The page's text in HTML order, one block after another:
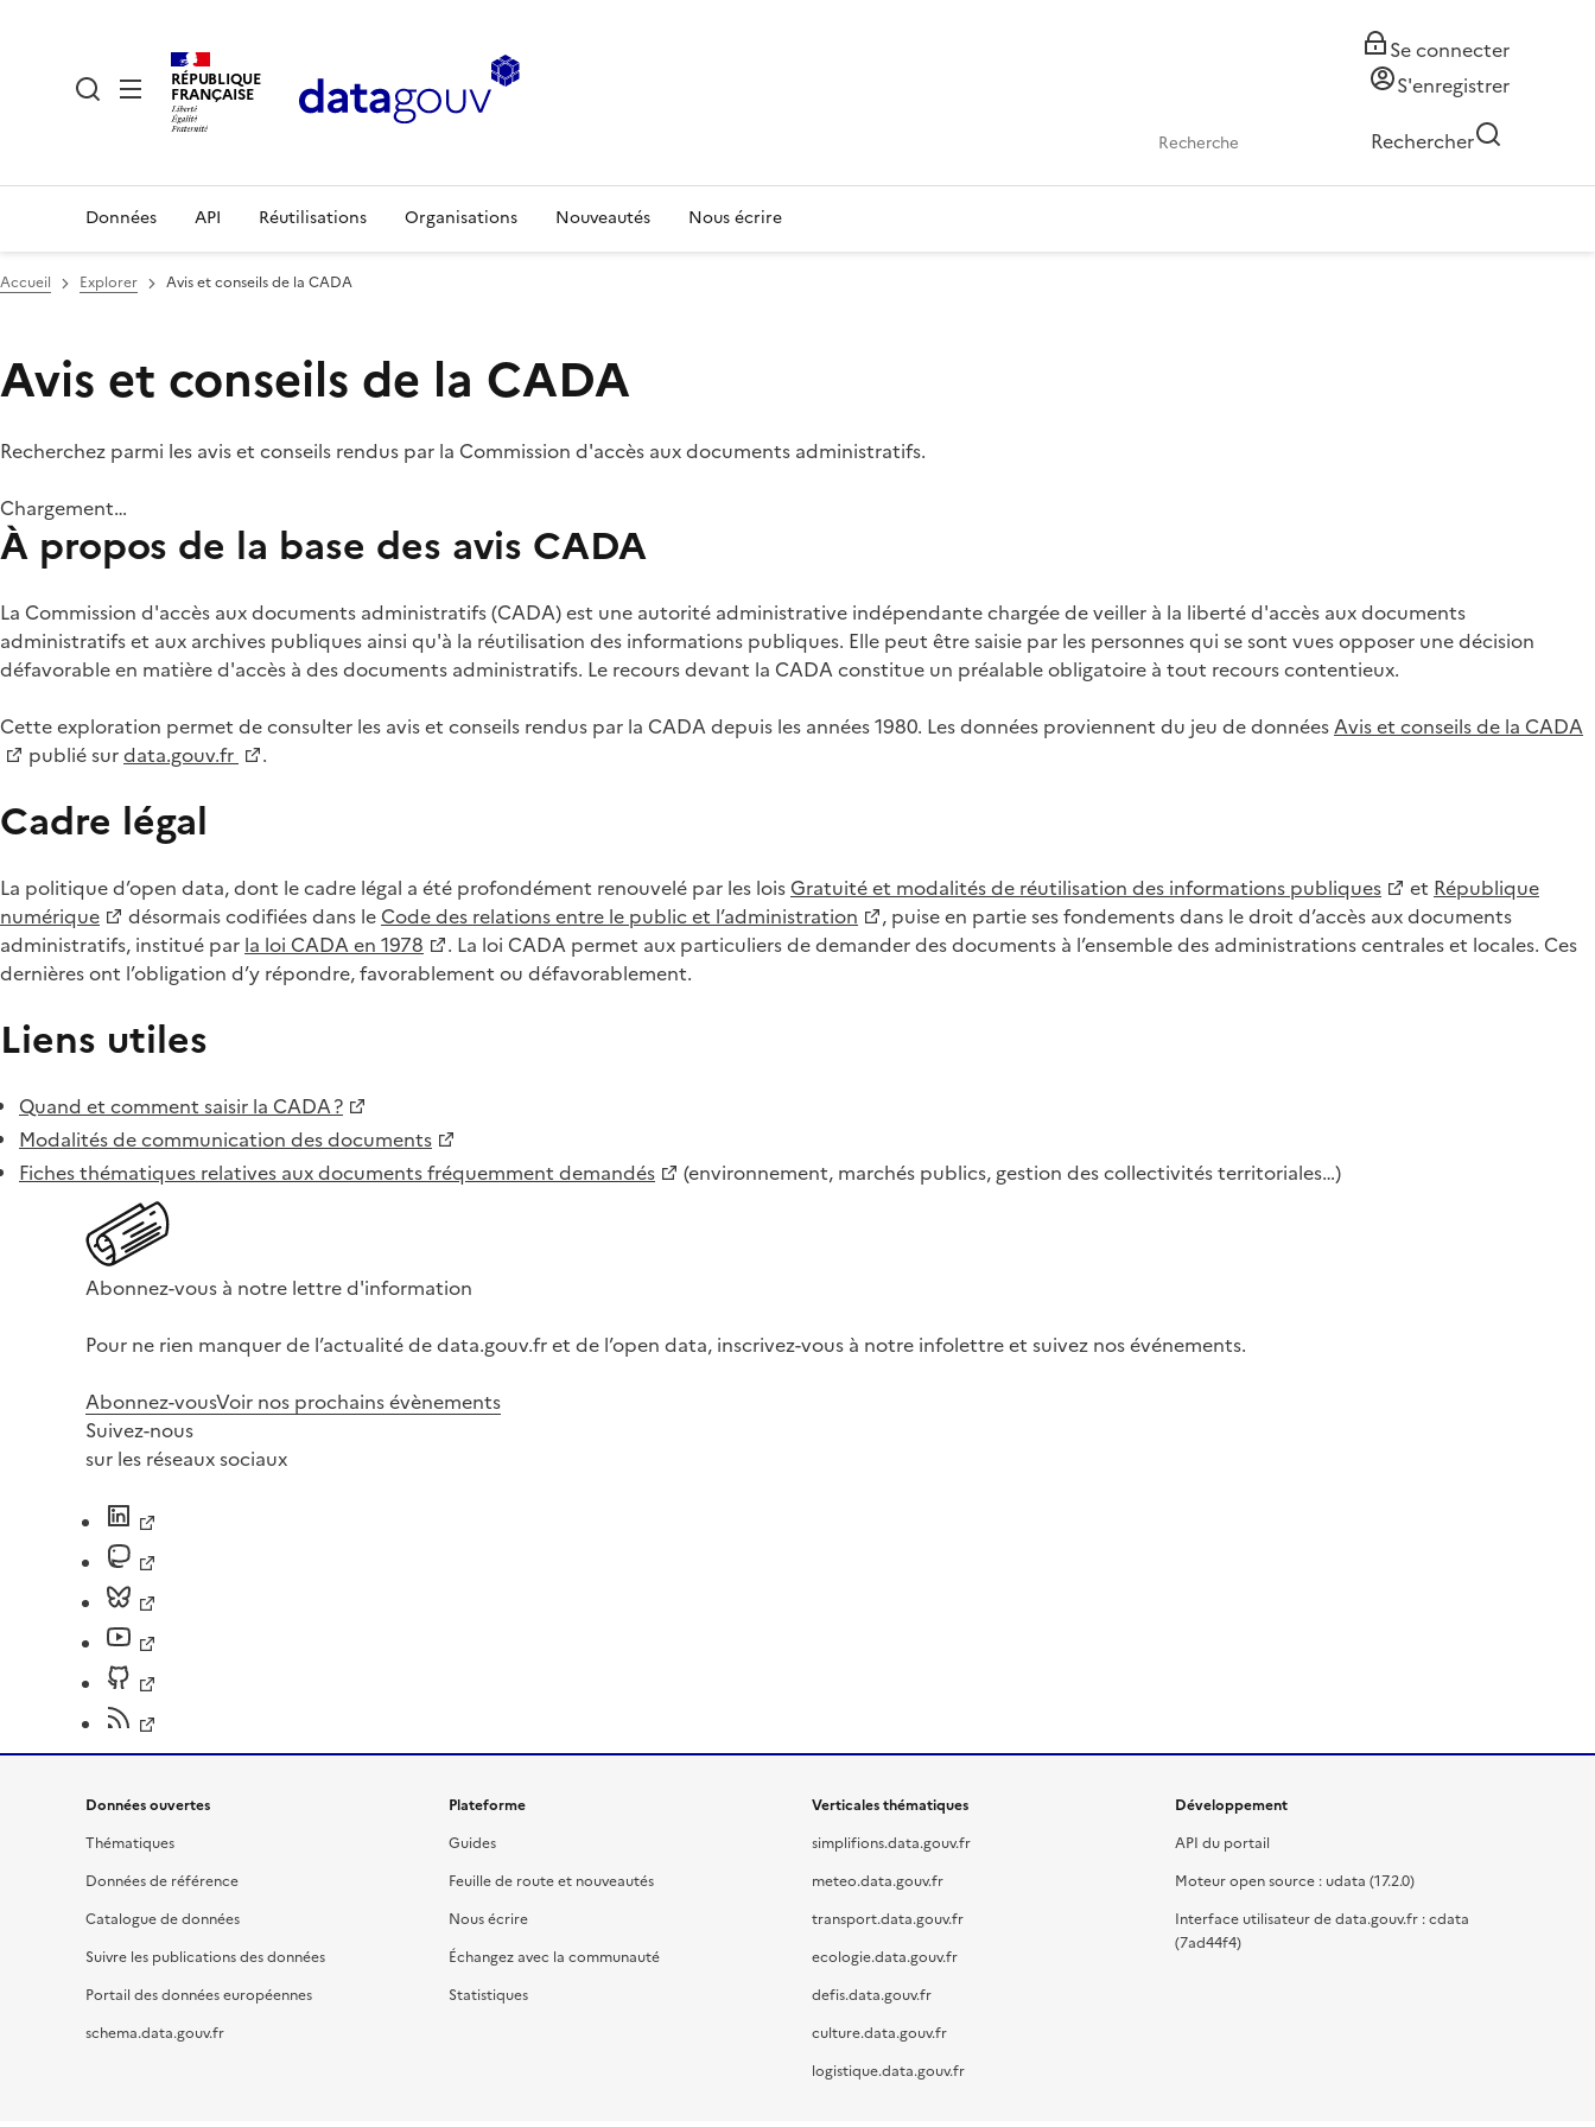
RÉPUBLIQUE
FRANÇAISE
Se connecter
S'enregistrer
Rechercher
Données API Réutilisations Organisations Nouveautés Nous écrire
Accueil Explorer Avis et conseils de la CADA
Avis et conseils de la CADA
Recherchez parmi les avis et conseils rendus par la Commission d'accès aux documents administratifs.
Chargement…
À propos de la base des avis CADA
La Commission d'accès aux documents administratifs (CADA) est une autorité administrative indépendante chargée de veiller à la liberté d'accès aux documents
administratifs et aux archives publiques ainsi qu'à la réutilisation des informations publiques. Elle peut être saisie par les personnes qui se sont vues opposer une décision
défavorable en matière d'accès à des documents administratifs. Le recours devant la CADA constitue un préalable obligatoire à tout recours contentieux.
Cette exploration permet de consulter les avis et conseils rendus par la CADA depuis les années 1980. Les données proviennent du jeu de donnéesAvis et conseils de la CADA
publié surdata.gouv.fr .
Cadre légal
La politique d’open data, dont le cadre légal a été profondément renouvelé par les loisGratuité et modalités de réutilisation des informations publiques et République
numérique
désormais codifiées dans le Code des relations entre le public et l’administration
, puise en partie ses fondements dans le droit d’accès aux documents
administratifs, institué par la loi CADA en 1978
. La loi CADA permet aux particuliers de demander des documents à l’ensemble des administrations centrales et locales. Ces
dernières ont l’obligation d’y répondre, favorablement ou défavorablement.
Liens utiles
Quand et comment saisir la CADA ?
Modalités de communication des documents
Fiches thématiques relatives aux documents fréquemment demandés
(environnement, marchés publics, gestion des collectivités territoriales…)
Abonnez-vous à notre lettre d'information
Pour ne rien manquer de l’actualité de data.gouv.fr et de l’open data, inscrivez-vous à notre infolettre et suivez nos événements.
Abonnez-vousVoir nos prochains évènements
Suivez-nous
sur les réseaux sociaux
Données ouvertes
Thématiques
Données de référence
Catalogue de données
Suivre les publications des données
Portail des données européennes
schema.data.gouv.fr
Plateforme
Guides
Feuille de route et nouveautés
Nous écrire
Échangez avec la communauté
Statistiques
Verticales thématiques
simplifions.data.gouv.fr
meteo.data.gouv.fr
transport.data.gouv.fr
ecologie.data.gouv.fr
defis.data.gouv.fr
culture.data.gouv.fr
logistique.data.gouv.fr
Développement
API du portail
Moteur open source : udata (17.2.0)
Interface utilisateur de data.gouv.fr : cdata
(7ad44f4)